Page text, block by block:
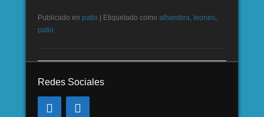
Publicado en patio Etiquetado como alhambra, leones,
patio
Redes Sociales